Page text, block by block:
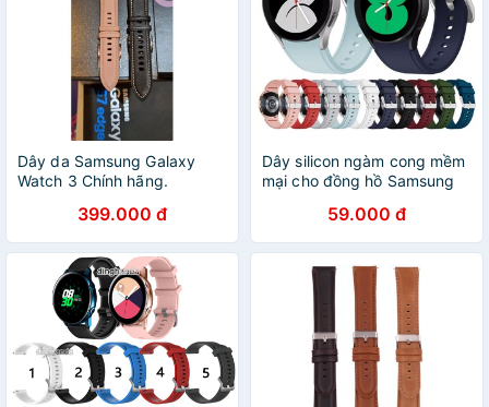
Dây da Samsung Galaxy
Watch 3 Chính hãng.
399.000 đ
Dây silicon ngàm cong mềm
mại cho đồng hồ Samsung
59.000 đ